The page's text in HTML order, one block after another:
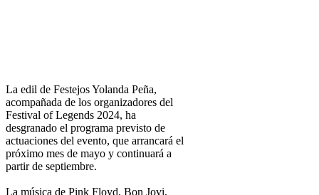
La edil de Festejos Yolanda Peña,
acompañada de los organizadores del
Festival of Legends 2024, ha
desgranado el programa previsto de
actuaciones del evento, que arrancará el
próximo mes de mayo y continuará a
partir de septiembre.
La música de Pink Floyd, Bon Jovi,